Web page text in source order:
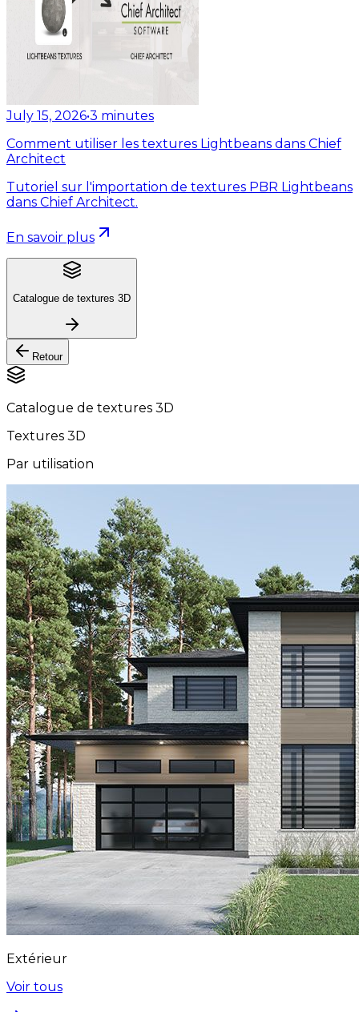
July 15, 2026•3 minutes
Comment utiliser les textures Lightbeans dans Chief
Architect
Tutoriel sur l'importation de textures PBR Lightbeans
dans Chief Architect.
En savoir plus
Catalogue de textures 3D
Retour
Catalogue de textures 3D
Textures 3D
Par utilisation
Extérieur
Voir tous